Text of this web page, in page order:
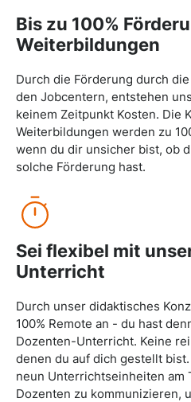
Bis zu 100%
Weiterbildungen
Durch die Förderung durch
den Jobcentern, entstehen
keinem Zeitpunkt Kosten. Die
Weiterbildungen werden zu
wenn du dir unsicher bist, ob
solche Förderung hast.
Sei flexibel mit
Unterricht
Durch unser didaktisches
100% Remote an - du hast
Dozenten-Unterricht. Keine
denen du auf dich gestellt
neun Unterrichtseinheiten am
Dozenten zu kommunizieren,